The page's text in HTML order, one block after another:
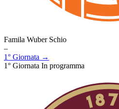
Famila Wuber Schio
–
1° Giornata →
1° Giornata In programma